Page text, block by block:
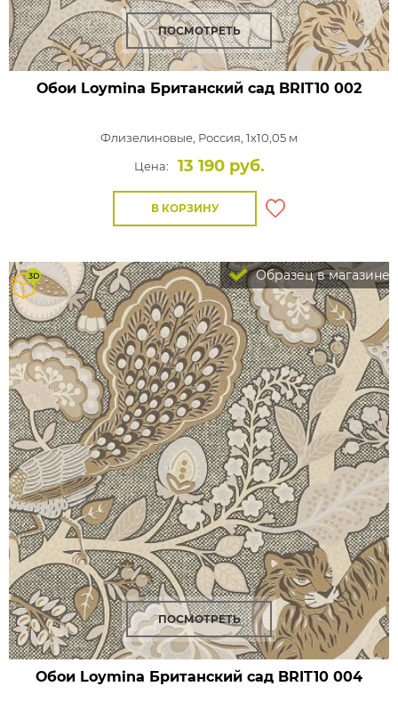
ПОСМОТРЕТЬ
Обои Loymina Британский сад BRIT10 002
Флизелиновые, Россия, 1x10,05 м
Цена:
13 190 руб.
В КОРЗИНУ
Образец в магазине
ПОСМОТРЕТЬ
Обои Loymina Британский сад BRIT10 004